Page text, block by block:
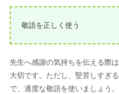
敬語を正しく使う
先生へ感謝の気持ちを伝える際
大切です。ただし、堅苦しすぎ
で、適度な敬語を使いましょう。